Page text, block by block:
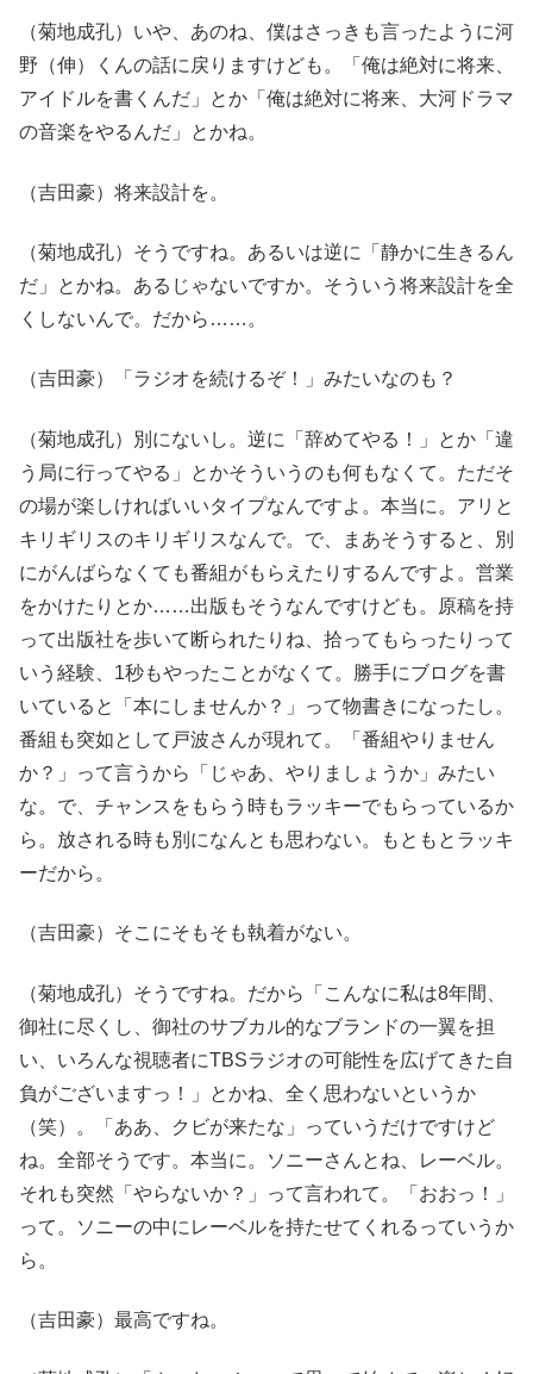
（菊地成孔）いや、あのね、僕はさっきも言ったように河
野（伸）くんの話に戻りますけども。「俺は絶対に将来、
アイドルを書くんだ」とか「俺は絶対に将来、大河ドラマ
の音楽をやるんだ」とかね。
（吉田豪）将来設計を。
（菊地成孔）そうですね。あるいは逆に「静かに生きるん
だ」とかね。あるじゃないですか。そういう将来設計を全
くしないんで。だから……。
（吉田豪）「ラジオを続けるぞ！」みたいなのも？
（菊地成孔）別にないし。逆に「辞めてやる！」とか「違
う局に行ってやる」とかそういうのも何もなくて。ただそ
の場が楽しければいいタイプなんですよ。本当に。アリと
キリギリスのキリギリスなんで。で、まあそうすると、別
にがんばらなくても番組がもらえたりするんですよ。営業
をかけたりとか……出版もそうなんですけども。原稿を持
って出版社を歩いて断られたりね、拾ってもらったりって
いう経験、1秒もやったことがなくて。勝手にブログを書
いていると「本にしませんか？」って物書きになったし。
番組も突如として戸波さんが現れて。「番組やりません
か？」って言うから「じゃあ、やりましょうか」みたい
な。で、チャンスをもらう時もラッキーでもらっているか
ら。放される時も別になんとも思わない。もともとラッキ
ーだから。
（吉田豪）そこにそもそも執着がない。
（菊地成孔）そうですね。だから「こんなに私は8年間、
御社に尽くし、御社のサブカル的なブランドの一翼を担
い、いろんな視聴者にTBSラジオの可能性を広げてきた自
負がございますっ！」とかね、全く思わないというか
（笑）。「ああ、クビが来たな」っていうだけですけど
ね。全部そうです。本当に。ソニーさんとね、レーベル。
それも突然「やらないか？」って言われて。「おおっ！」
って。ソニーの中にレーベルを持たせてくれるっていうか
ら。
（吉田豪）最高ですね。